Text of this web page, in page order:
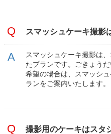
スマッシュケーキ撮影
スマッシュケーキ撮影は
たプランです。ごきょう
希望の場合は、スマッシ
ランをご案内いたします。
撮影用のケーキはスタ